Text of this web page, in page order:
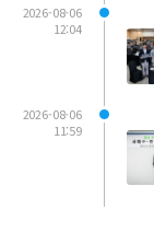
2026-08-06
12:04
2026-08-06
11:59